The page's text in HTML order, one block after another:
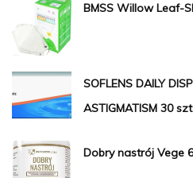
BMSS Willow Leaf-
SOFLENS DAILY
ASTIGMATISM 30
Dobry nastrój Vege